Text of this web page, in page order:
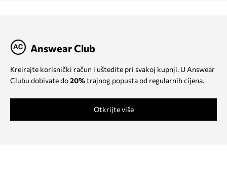
Answear Club
Kreirajte korisnički račun i uštedite pri svakoj kupnji. U Answear
Clubu dobivate do20%trajnog popusta od regularnih cijena.
Otkrijte više